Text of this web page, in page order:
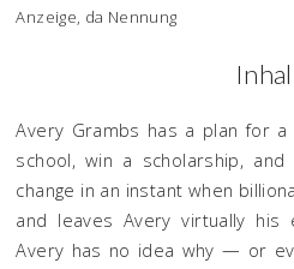
Anzeige, da Nennung
Avery Grambs has a plan for
school, win a scholarship,
change in an instant when
and leaves Avery virtually his
Avery has no idea why — or